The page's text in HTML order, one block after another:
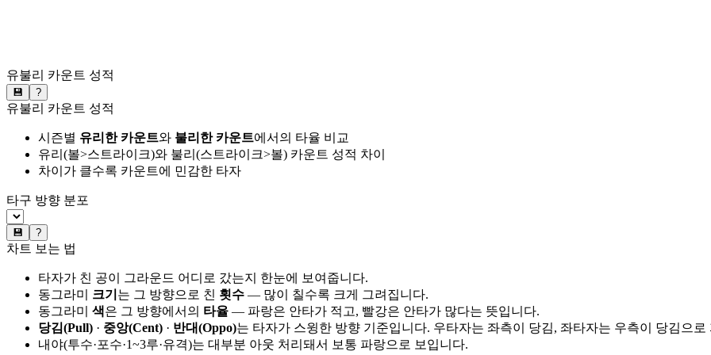
유불리 카운트 성적
💾 ?
유불리 카운트 성적
시즌별 유리한 카운트와 불리한 카운트에서의 타율 비교
유리(볼>스트라이크)와 불리(스트라이크>볼) 카운트 성적 차이
차이가 클수록 카운트에 민감한 타자
타구 방향 분포
💾 ?
차트 보는 법
타자가 친 공이 그라운드 어디로 갔는지 한눈에 보여줍니다.
동그라미 크기 는 그 방향으로 친 횟수 — 많이 칠수록 크게 그려집니다.
동그라미 색은 그 방향에서의 타율 — 파랑은 안타가 적고, 빨강은 안타가 많다는 뜻입니다.
당김(Pull) · 중앙(Cent) · 반대(Oppo)는 타자가 스윙한 방향 기준입니다. 우타자는 좌측이 당김, 좌타자는 우측이 당김으로
내야(투수·포수·1~3루·유격)는 대부분 아웃 처리돼서 보통 파랑으로 보입니다.